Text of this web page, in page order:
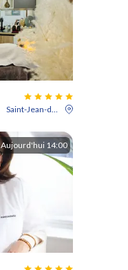
Saint-Jean-de-Védas
Aujourd'hui 14:00